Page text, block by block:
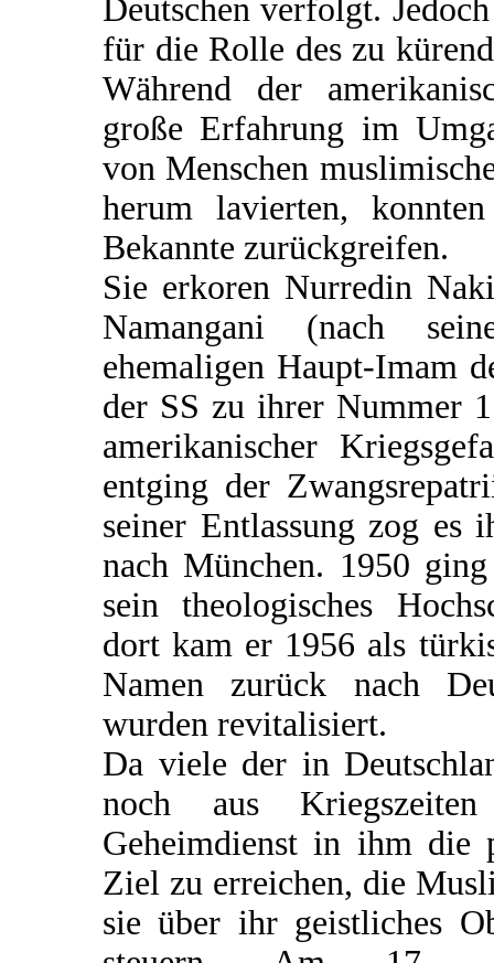
Deutschen verfolgt.
für die Rolle des zu
Während der
große Erfahrung im
von Menschen
herum lavierten,
Bekannte zurückgreifen.
Sie erkoren Nurredin
Namangani (nach
ehemaligen Haupt-Imam
der SS zu ihrer Nummer
amerikanischer
entging der
seiner Entlassung zog es
nach München. 1950
sein theologisches
dort kam er 1956 als
Namen zurück nach
wurden revitalisiert.
Da viele der in
noch aus
Geheimdienst in ihm die
Ziel zu erreichen, die
sie über ihr geistliches